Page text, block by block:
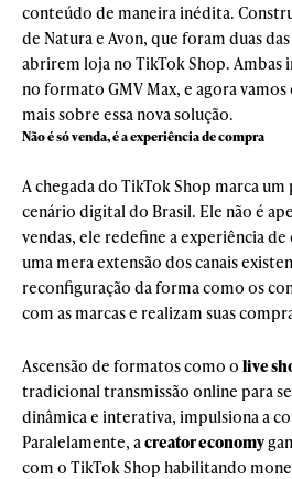
conteúdo de maneira inédita.
de Natura e Avon, que foram duas
abrirem loja no TikTok Shop. Ambas
no formato GMV Max, e agora
mais sobre essa nova solução.
Não é só venda, é a experiência de compra
A chegada do TikTok Shop marca
cenário digital do Brasil. Ele não é
vendas, ele redefine a experiência
uma mera extensão dos canais
reconfiguração da forma como os
com as marcas e realizam suas
Ascensão de formatos como o live
tradicional transmissão online para
dinâmica e interativa, impulsiona a
Paralelamente, a creator economy
com o TikTok Shop habilitando